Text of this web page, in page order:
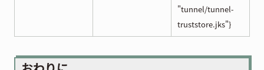
"tunnel/tunnel-
truststore.jks"}